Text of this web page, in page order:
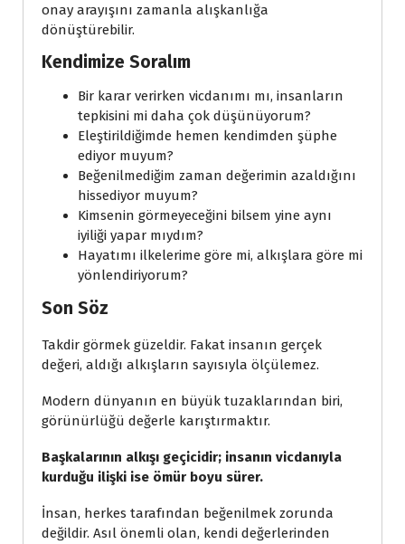
onay arayışını zamanla alışkanlığa
dönüştürebilir.
Kendimize Soralım
Bir karar verirken vicdanımı mı, insanların
tepkisini mi daha çok düşünüyorum?
Eleştirildiğimde hemen kendimden şüphe
ediyor muyum?
Beğenilmediğim zaman değerimin azaldığını
hissediyor muyum?
Kimsenin görmeyeceğini bilsem yine aynı
iyiliği yapar mıydım?
Hayatımı ilkelerime göre mi, alkışlara göre mi
yönlendiriyorum?
Son Söz
Takdir görmek güzeldir. Fakat insanın gerçek
değeri, aldığı alkışların sayısıyla ölçülemez.
Modern dünyanın en büyük tuzaklarından biri,
görünürlüğü değerle karıştırmaktır.
Başkalarının alkışı geçicidir; insanın vicdanıyla
kurduğu ilişki ise ömür boyu sürer.
İnsan, herkes tarafından beğenilmek zorunda
değildir. Asıl önemli olan, kendi değerlerinden